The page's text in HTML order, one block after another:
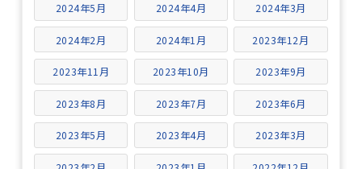
2024年5月 2024年4月 2024年3月
2024年2月 2024年1月 2023年12月
2023年11月 2023年10月 2023年9月
2023年8月 2023年7月 2023年6月
2023年5月 2023年4月 2023年3月